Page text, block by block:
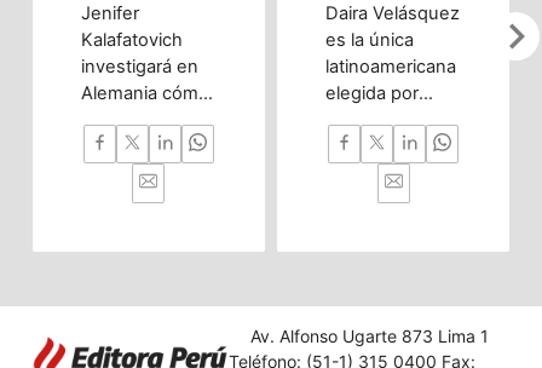
chevron_right
Jenifer
Kalafatovich
investigará en
Alemania cómo
la inteligencia
artificial puede
predecir
trastornos del
cerebral desde
prenatal hasta
temprana.
Daira Velásquez
es la única
latinoamericana
elegida por
OpenAI gracias
a chatbot que
ayuda a
vendedores
gestionar sus
Av. Alfonso Ugarte 873 Lima 1
Teléfono: (51-1) 315 0400 Fax: